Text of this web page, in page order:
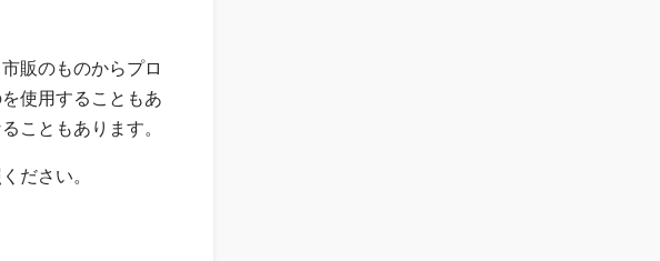
販のものからプロ
使用することもあ
こともあります。
ださい。